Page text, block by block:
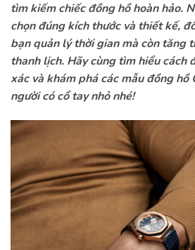
tìm kiếm chiếc đồng hồ hoàn hảo.
chọn đúng kích thước và thiết kế,
bạn quản lý thời gian mà còn tăng
thanh lịch. Hãy cùng tìm hiểu cách
xác và khám phá các mẫu đồng hồ
người có cổ tay nhỏ nhé!